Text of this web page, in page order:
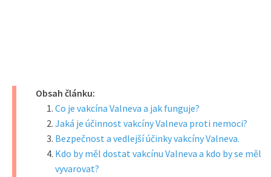
Obsah článku:
Co je vakcína Valneva a jak funguje?
Jaká je účinnost vakcíny Valneva proti nemoci?
Bezpečnost a vedlejší účinky vakcíny Valneva.
Kdo by měl dostat vakcínu Valneva a kdo by se měl
vyvarovat?